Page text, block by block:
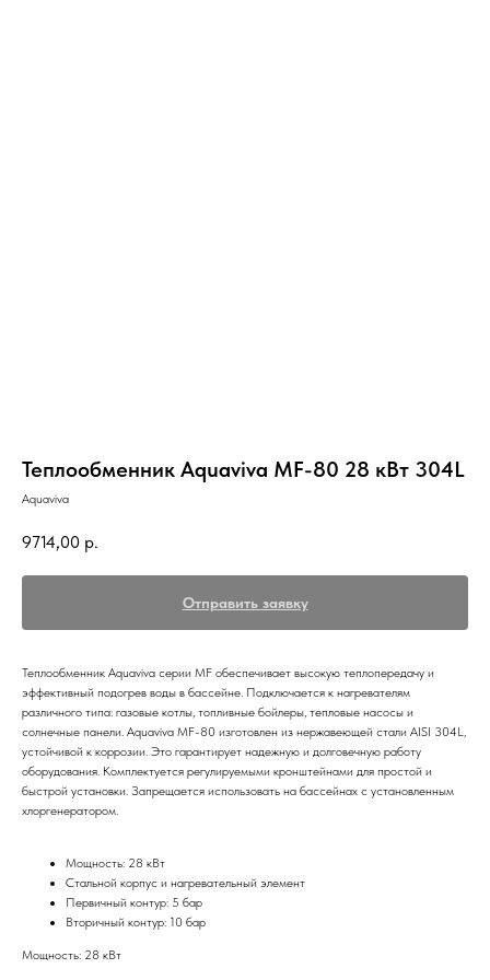
Теплообменник Aquaviva MF-80 28 кВт 304L
Aquaviva
9714,00 р.
Отправить заявку
Теплообменник Aquaviva серии MF обеспечивает высокую теплопередачу и
эффективный подогрев воды в бассейне. Подключается к нагревателям
различного типа: газовые котлы, топливные бойлеры, тепловые насосы и
солнечные панели. Aquaviva MF-80 изготовлен из нержавеющей стали AISI 304L,
устойчивой к коррозии. Это гарантирует надежную и долговечную работу
оборудования. Комплектуется регулируемыми кронштейнами для простой и
быстрой установки. Запрещается использовать на бассейнах с установленным
хлоргенератором.
Мощность: 28 кВт
Стальной корпус и нагревательный элемент
Первичный контур: 5 бар
Вторичный контур: 10 бар
Мощность: 28 кВт